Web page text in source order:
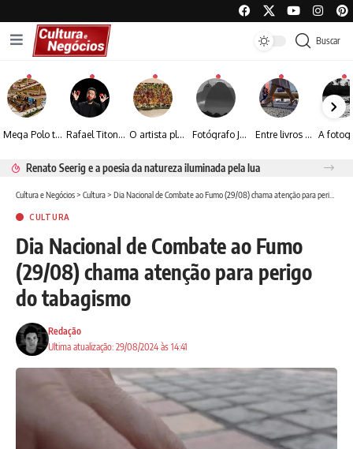
Buscar
Mega Polo transforma lançamento de coleção em plataforma nacional de negócios e projeta crescimento de mais de 15% Rafael Titonelly leva magia e acolhimento a crianças em tratamento oncológico em Juiz de Fora O artista plástico Jorge Luiz transforma sustentabilidade e criatividade em arte contemporânea Fotógrafo José Roberto apresenta um olhar sensível sobre arquitetura, formas e luz na fotografia Entre livros e fotografia autoral, Sebastião Reis consolida uma trajetória marcada pelo olhar artístico
Renato Seerig e a poesia da natureza iluminada pela lua
Cultura e Negócios> Cultura> Dia Nacional de Combate ao Fumo (29/08) chama atenção para perigo do tabagismo
CULTURA
Dia Nacional de Combate ao Fumo
(29/08) chama atenção para perigo
do tabagismo
Ultima atualização: 29/08/2024 às 14:41
Redação